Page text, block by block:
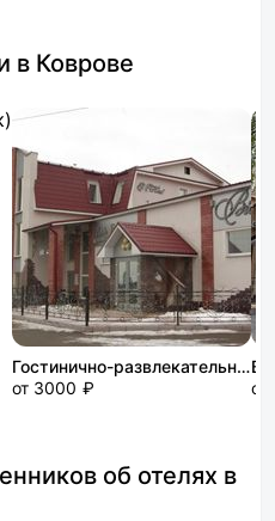
в Коврове
Гостинично-развлекательный комплекс Эльотель
от 3000 ₽
от
об отелях в